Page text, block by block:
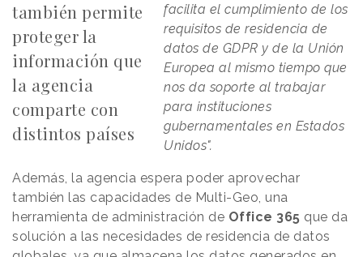
también permite
proteger la
información que
la agencia
comparte con
distintos países
facilita el cumplimiento de los
requisitos de residencia de
datos de GDPR y de la Unión
Europea al mismo tiempo que
nos da soporte al trabajar
para instituciones
gubernamentales en Estados
Unidos".
Además, la agencia espera poder aprovechar
también las capacidades de Multi-Geo, una
herramienta de administración de Office 365 que da
solución a las necesidades de residencia de datos